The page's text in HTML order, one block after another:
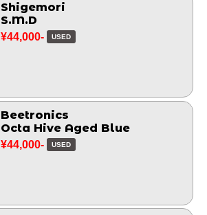
Shigemori
S.M.D
¥44,000- USED
Beetronics
Octa Hive Aged Blue
¥44,000- USED